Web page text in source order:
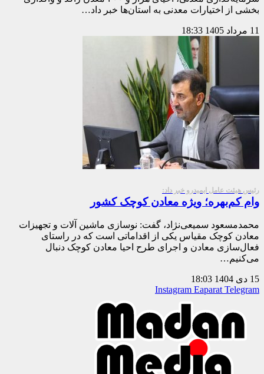
بخشی از اختیارات معدنی به استان‌ها خبر داد…
11 مرداد 1405 18:33
رئیس هیئت عامل ایمیدرو خبر داد:
وام کم‌بهره؛ ویژه معادن کوچک کشور
محمدمسعود سمیعی‌نژاد، گفت: نوسازی ماشین آلات و تجهیزات
معادن کوچک مقیاس یکی از اقداماتی است که در راستای
فعال‌سازی معادن و اجرای طرح احیا معادن کوچک دنبال
می‌کنیم…
15 دی 1404
18:03
Instagram Eaparat Telegram